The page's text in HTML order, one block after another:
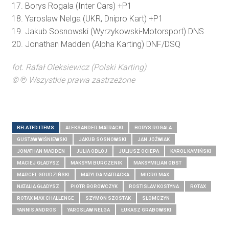
17. Borys Rogala (Inter Cars) +P1
18. Yaroslaw Nelga (UKR, Dnipro Kart) +P1
19. Jakub Sosnowski (Wyrzykowski-Motorsport) DNS
20. Jonathan Madden (Alpha Karting) DNF/DSQ
fot. Rafał Oleksiewicz (Polski Karting)
©℗Wszystkie prawa zastrzeżone
RELATED ITEMS ALEKSANDER MATRACKI BORYS ROGALA
GUSTAW WIŚNIEWSKI JAKUB SOSNOWSKI JAN JÓŹWIAK
JONATHAN MADDEN JULIA OBŁÓJ JULIUSZ OCIEPA KAROL KAMIŃSKI
MACIEJ GŁADYSZ MAKSYM BURCZENIK MAKSYMILIAN OBST
MARCEL GRUDZIŃSKI MATYLDA MATRACKA MICRO MAX
NATALIA GŁADYSZ PIOTR BOROWCZYK ROSTISLAV KOSTYNA ROTAX
ROTAX MAX CHALLENGE SZYMON SZOSTAK SŁOMCZYN
YANNIS ANDROS YAROSLAW NELGA ŁUKASZ GRABOWSKI